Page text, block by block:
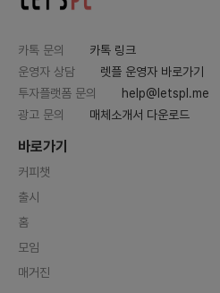
카톡 문의
카톡 링크
운영자 상담
렛플 운영자 바로가기
투자플랫폼 문의
help@letspl.me
광고 문의
매체소개서 다운로드
바로가기
커피챗
출시
홈
모임
매거진